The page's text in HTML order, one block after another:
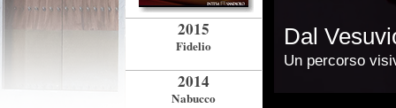
2015
Fidelio
2014
Nabucco
Dal
Un percorso